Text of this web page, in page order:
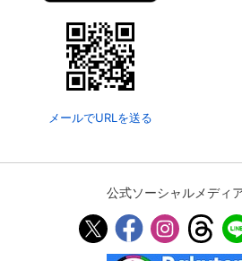
メールでURLを送る
公式ソーシャルメディ